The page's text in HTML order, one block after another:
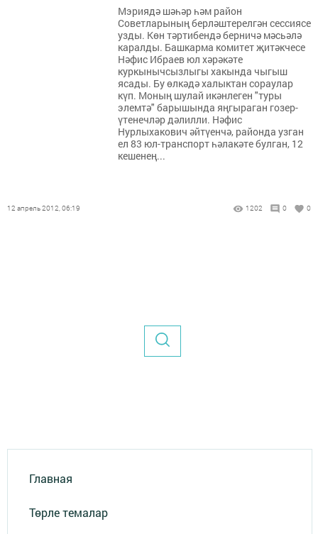
Мэриядә шәһәр һәм район
Советларының берләштерелгән сессиясе
узды. Көн тәртибендә берничә мәсьәлә
каралды. Башкарма комитет җитәкчесе
Нәфис Ибраев юл хәрәкәте
куркынычсызлыгы хакында чыгыш
ясады. Бу өлкәдә халыктан сораулар
күп. Моның шулай икәнлеген "туры
элемтә" барышында яңгыраган гозер-
үтенечләр дәлилли. Нәфис
Нурлыхакович әйтүенчә, районда узган
ел 83 юл-транспорт һәлакәте булган, 12
кешенең...
12 апрель 2012, 06:19 1202 0 0
Главная
Төрле темалар